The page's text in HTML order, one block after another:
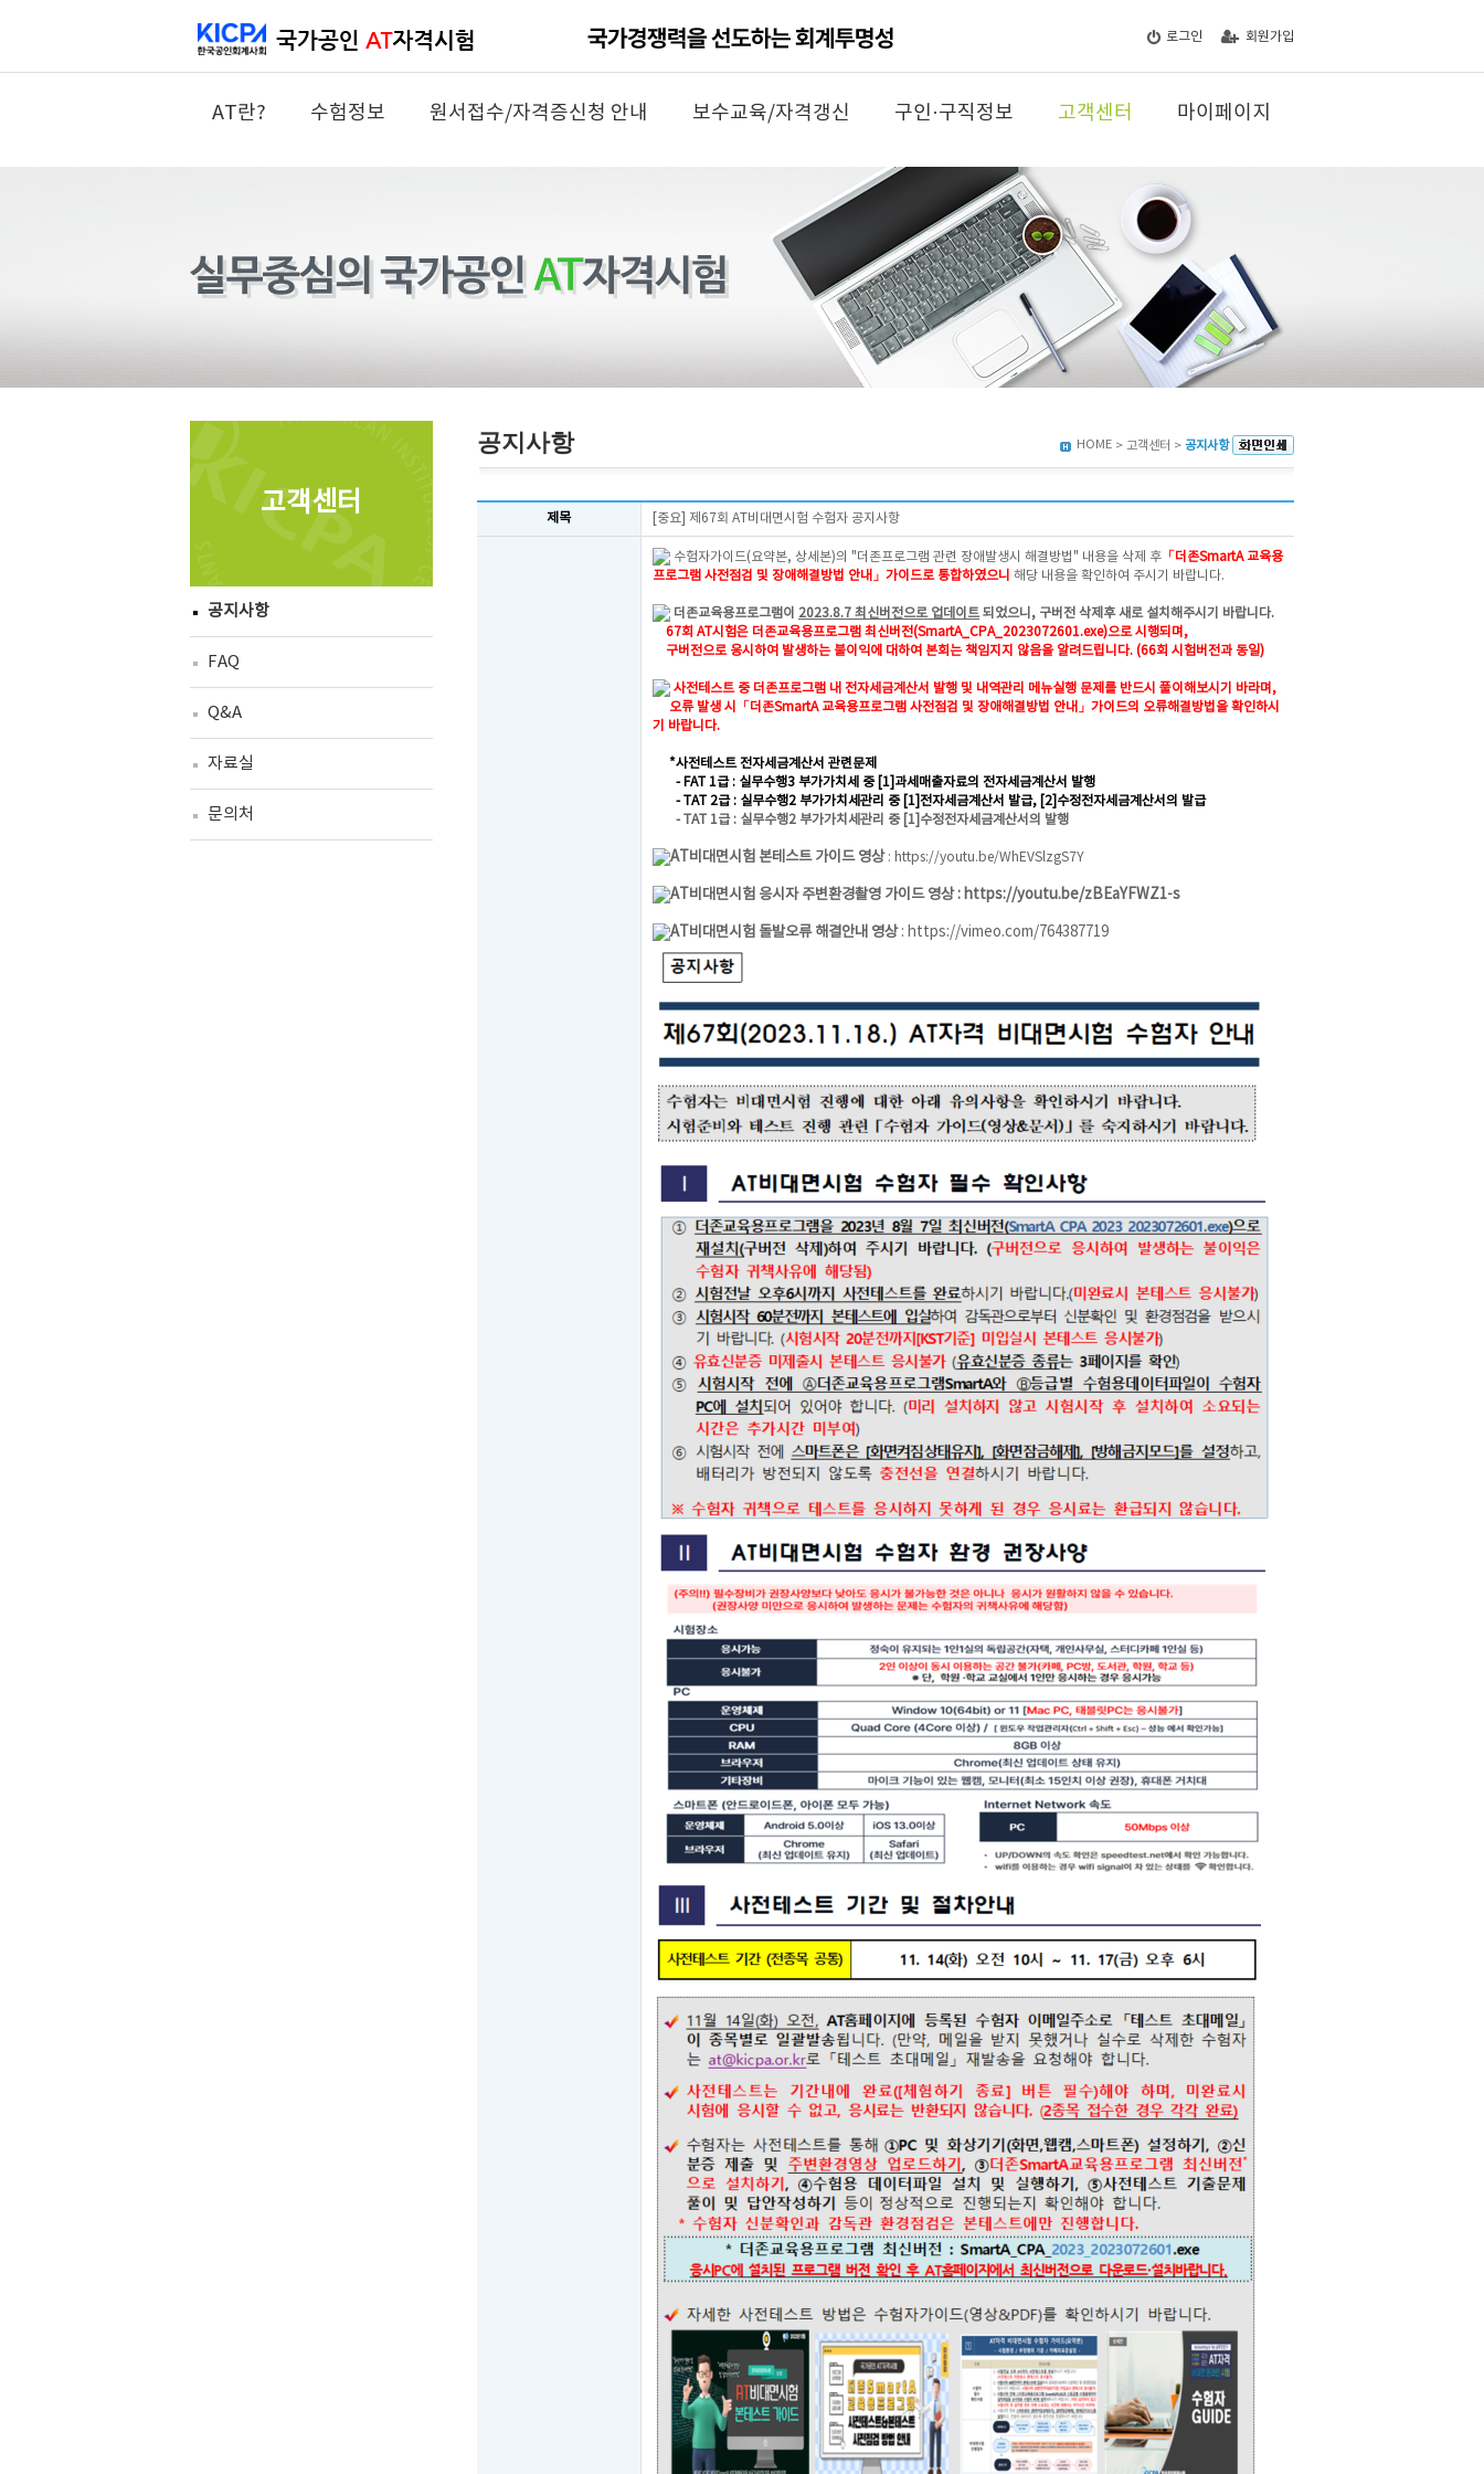
로그인 회원가입
AT란? 수험정보 원서접수/자격증신청 안내 보수교육/자격갱신 구인·구직정보 고객센터 마이페이지
고객센터
공지사항
FAQ
Q&A
자료실
문의처
공지사항 HOME > 고객센터 > 공지사항
제목 [중요] 제67회 AT비대면시험 수험자 공지사항
수험자가이드(요약본, 상세본)의 "더존프로그램 관련 장애발생시 해결방법" 내용을 삭제 후 「더존SmartA 교육용
프로그램 사전점검 및 장애해결방법 안내」가이드로 통합하였으니 해당 내용을 확인하여 주시기 바랍니다.
더존교육용프로그램이 2023.8.7 최신버전으로 업데이트되었으니, 구버전 삭제후 새로 설치해주시기 바랍니다.
67회 AT시험은 더존교육용프로그램 최신버전(SmartA_CPA_2023072601.exe)으로 시행되며,
구버전으로 응시하여 발생하는 불이익에 대하여 본회는 책임지지 않음을 알려드립니다. (66회 시험버전과 동일)
사전테스트 중 더존프로그램 내 전자세금계산서 발행 및 내역관리 메뉴실행 문제 를 반드시 풀이해보시기 바라며,
오류 발생 시「더존SmartA 교육용프로그램 사전점검 및 장애해결방법 안내」가이드의 오류해결방법을 확인하시
기 바랍니다.
*사전테스트 전자세금계산서 관련문제
- FAT 1급 : 실무수행3 부가가치세 중 [1]과세매출자료의 전자세금계산서 발행
- TAT 2급 : 실무수행2 부가가치세관리 중 [1]전자세금계산서 발급, [2]수정전자세금계산서의 발급
- TAT 1급 : 실무수행2 부가가치세관리 중 [1]수정전자세금계산서의 발행
AT비대면시험 본테스트 가이드 영상 : https://youtu.be/WhEVSlzgS7Y
AT비대면시험 응시자 주변환경촬영 가이드 영상 : https://youtu.be/zBEaYFWZ1-s
AT비대면시험 돌발오류 해결안내 영상: https://vimeo.com/764387719